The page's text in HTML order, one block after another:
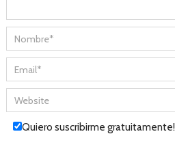
Quiero suscribirme gratuitamente!